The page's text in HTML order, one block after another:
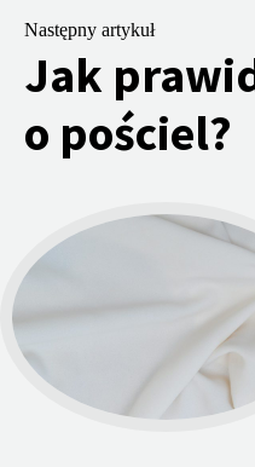
Następny artykuł
Jak
o pościel?